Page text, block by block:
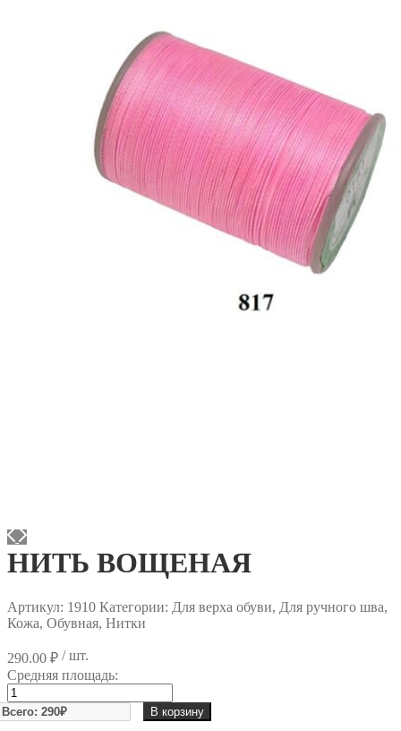
НИТЬ ВОЩЕНАЯ
Артикул: 1910 Категории: Для верха обуви, Для ручного шва,
Кожа, Обувная, Нитки
290.00 ₽ / шт.
Средняя площадь:
Количество
товара
НИТЬ
В корзину